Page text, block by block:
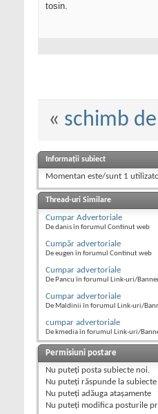
tosin.
« schimb
Informații subiect
Momentan este/sunt 1
Thread-uri Similare
Cumpar Advertoriale
De danis în forumul Continut web
Cumpăr advertoriale
De eugen în forumul Continut web
Cumpar advertoriale
De Pancu în forumul Link-uri/
Cumpar advertoriale
De Maldinii în forumul Link-uri/
cumpar advertoriale
De kmedia în forumul Link-uri/
Permisiuni postare
Nu puteţi posta subiecte noi.
Nu puteţi răspunde la subiecte
Nu puteţi adăuga ataşamente
Nu puteţi modifica posturile